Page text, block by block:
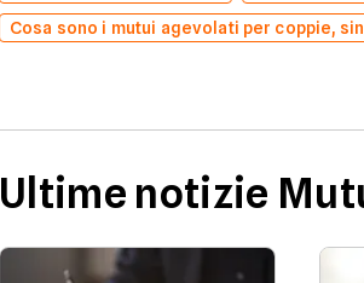
Cosa sono i mutui agevolati per coppie,
Ultime notizie